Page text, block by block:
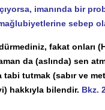
imanında bir
sebep
fakat onları
da (aslında) sen
tutmak (sabır ve
hakkıyla bilendir. Bkz.